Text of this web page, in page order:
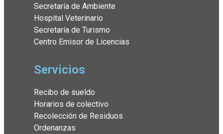
Secretaría de Ambiente
Hospital Veterinario
Secretaría de Turismo
Centro Emisor de Licencias
Servicios
Recibo de sueldo
Horarios de colectivo
Recolección de Residuos
Ordenanzas